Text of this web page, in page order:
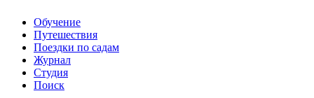
Обучение
Путешествия
Поездки по садам
Журнал
Студия
Поиск